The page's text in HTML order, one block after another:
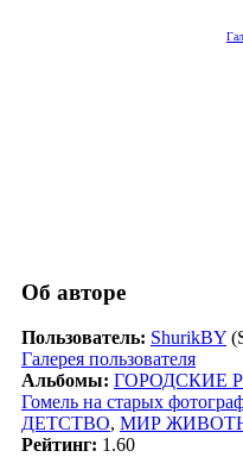
Об авторе
Пользователь: ShurikBY
Галерея пользователя
Альбомы: ГОРОДСКИЕ
Гомель на старых
ДЕТСТВО, МИР
Рейтинг: 1.60